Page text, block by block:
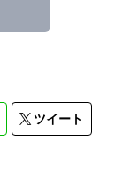
ツイート